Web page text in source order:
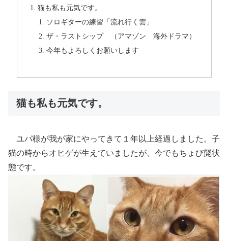
猫も私も元気です。
ソロギターの練習「流れ行く雲」
ザ・ラストシップ （アマゾン 海外ドラマ）
今年もよろしくお願いします
猫も私も元気です。
ユパ様が我が家にやってきて１年以上経過しました。子
猫の時からオヒゲが生えていましたが、今でもちょび髭状
態です。